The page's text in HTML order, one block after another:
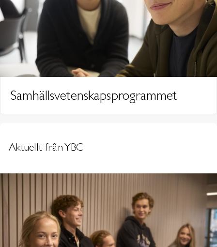
Samhällsvetenskapsprogrammet
Aktuellt från YBC